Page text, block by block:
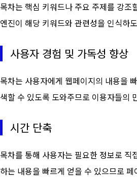
목차는 핵심 키워드나 주요 주제를 강
엔진이 해당 키워드와 관련성을 인식하
사용자 경험 및 가독성 향상
목차는 사용자에게 웹페이지의 내용을
색할 수 있도록 도와주므로 이용자들의
시간 단축
목차를 통해 사용자는 필요한 정보로
하는 내용을 빠르게 얻을 수 있으므로